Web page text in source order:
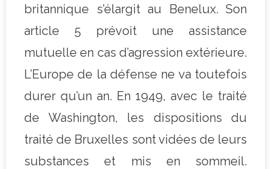
britannique s’élargit au Benelux. Son
article 5 prévoit une assistance
mutuelle en cas d’agression extérieure.
L’Europe de la défense ne va toutefois
durer qu’un an. En 1949, avec le traité
de Washington, les dispositions du
traité de Bruxelles sont vidées de leurs
substances et mis en sommeil.